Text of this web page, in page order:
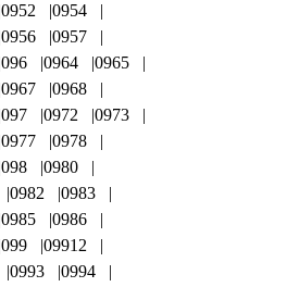
0952
0954
0956
0957
096 0964
0965
0967
0968
097 0972
0973
0977
0978
098
0980
0982
0983
0985
0986
099
09912
0993
0994